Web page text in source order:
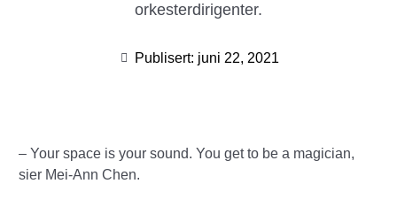
orkesterdirigenter.
Publisert: juni 22, 2021
– Your space is your sound. You get to be a magician,
sier Mei-Ann Chen.